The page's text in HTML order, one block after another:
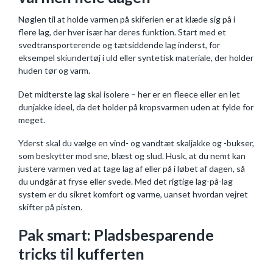
Nøglen til at holde varmen på skiferien er at klæde sig på i
flere lag, der hver især har deres funktion. Start med et
svedtransporterende og tætsiddende lag inderst, for
eksempel skiundertøj i uld eller syntetisk materiale, der holder
huden tør og varm.
Det midterste lag skal isolere – her er en fleece eller en let
dunjakke ideel, da det holder på kropsvarmen uden at fylde for
meget.
Yderst skal du vælge en vind- og vandtæt skaljakke og -bukser,
som beskytter mod sne, blæst og slud. Husk, at du nemt kan
justere varmen ved at tage lag af eller på i løbet af dagen, så
du undgår at fryse eller svede. Med det rigtige lag-på-lag
system er du sikret komfort og varme, uanset hvordan vejret
skifter på pisten.
Pak smart: Pladsbesparende
tricks til kufferten